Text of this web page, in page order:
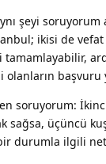
şeyi soruyorum
ikisi de vefat
olanların
soruyorum:
sağsa, üçüncü
durumla ilgili